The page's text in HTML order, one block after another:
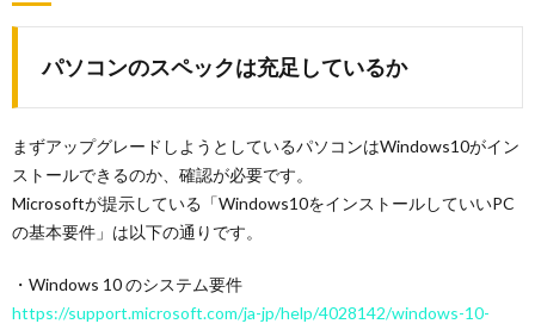
パソコンのスペックは充足しているか
まずアップグレードしようとしているパソコンはWindows10がイン
ストールできるのか、確認が必要です。
Microsoftが提示している「Windows10をインストールしていいPC
の基本要件」は以下の通りです。
・Windows 10 のシステム要件
https://support.microsoft.com/ja-jp/help/4028142/windows-10-